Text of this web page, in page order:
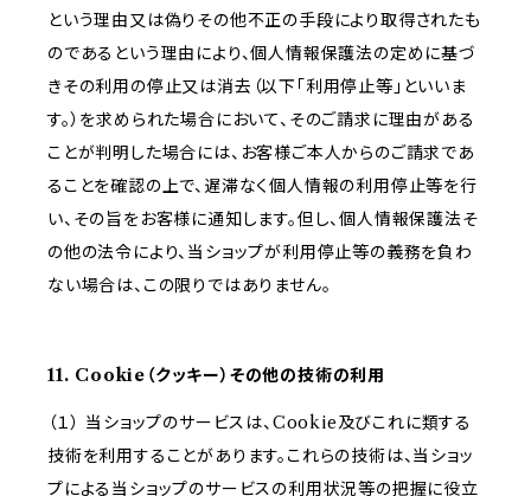
という理由又は偽りその他不正の手段により取得されたも
のであるという理由により、個人情報保護法の定めに基づ
きその利用の停止又は消去（以下「利用停止等」といいま
す。）を求められた場合において、そのご請求に理由がある
ことが判明した場合には、お客様ご本人からのご請求であ
ることを確認の上で、遅滞なく個人情報の利用停止等を行
い、その旨をお客様に通知します。但し、個人情報保護法そ
の他の法令により、当ショップが利用停止等の義務を負わ
ない場合は、この限りではありません。
11. Cookie（クッキー）その他の技術の利用
（１） 当ショップのサービスは、Cookie及びこれに類する
技術を利用することがあります。これらの技術は、当ショッ
プによる当ショップのサービスの利用状況等の把握に役立